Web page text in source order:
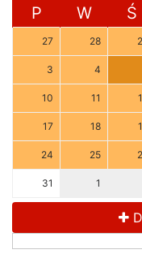
P W Ś
27 28
3 4
10 11
17 18
24 25
31 1